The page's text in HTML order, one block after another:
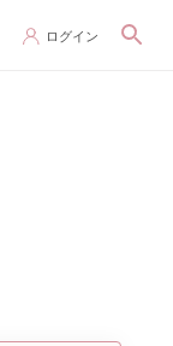
ログイン